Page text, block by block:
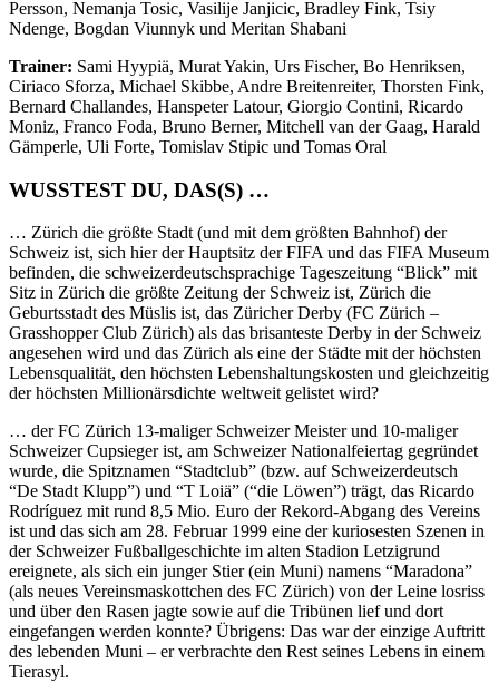
Persson, Nemanja Tosic, Vasilije Janjicic, Bradley Fink, Tsiy
Ndenge, Bogdan Viunnyk und Meritan Shabani
Trainer: Sami Hyypiä, Murat Yakin, Urs Fischer, Bo Henriksen,
Ciriaco Sforza, Michael Skibbe, Andre Breitenreiter, Thorsten Fink,
Bernard Challandes, Hanspeter Latour, Giorgio Contini, Ricardo
Moniz, Franco Foda, Bruno Berner, Mitchell van der Gaag, Harald
Gämperle, Uli Forte, Tomislav Stipic und Tomas Oral
WUSSTEST DU, DAS(S) …
… Zürich die größte Stadt (und mit dem größten Bahnhof) der
Schweiz ist, sich hier der Hauptsitz der FIFA und das FIFA Museum
befinden, die schweizerdeutschsprachige Tageszeitung “Blick” mit
Sitz in Zürich die größte Zeitung der Schweiz ist, Zürich die
Geburtsstadt des Müslis ist, das Züricher Derby (FC Zürich –
Grasshopper Club Zürich) als das brisanteste Derby in der Schweiz
angesehen wird und das Zürich als eine der Städte mit der höchsten
Lebensqualität, den höchsten Lebenshaltungskosten und gleichzeitig
der höchsten Millionärsdichte weltweit gelistet wird?
… der FC Zürich 13-maliger Schweizer Meister und 10-maliger
Schweizer Cupsieger ist, am Schweizer Nationalfeiertag gegründet
wurde, die Spitznamen “Stadtclub” (bzw. auf Schweizerdeutsch
“De Stadt Klupp”) und “T Loiä” (“die Löwen”) trägt, das Ricardo
Rodríguez mit rund 8,5 Mio. Euro der Rekord-Abgang des Vereins
ist und das sich am 28. Februar 1999 eine der kuriosesten Szenen in
der Schweizer Fußballgeschichte im alten Stadion Letzigrund
ereignete, als sich ein junger Stier (ein Muni) namens “Maradona”
(als neues Vereinsmaskottchen des FC Zürich) von der Leine losriss
und über den Rasen jagte sowie auf die Tribünen lief und dort
eingefangen werden konnte? Übrigens: Das war der einzige Auftritt
des lebenden Muni – er verbrachte den Rest seines Lebens in einem
Tierasyl.